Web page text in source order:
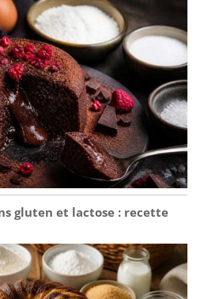
nettoyage, il doit être
séché afin de le garder au
sec. ✔[Remarque
importante] : si vous
rencontrez des difficultés,
n'hésitez pas à nous
contacter. Nous vous
répondrons dans les 24
heures.
gluten et lactose : recette